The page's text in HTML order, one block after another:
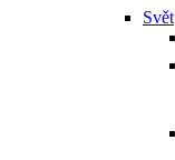
Svět